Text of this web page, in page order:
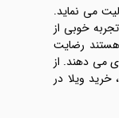
می نماید.
خوبی از
رضایت
ویلا یاری می دهند. از
ویلا در